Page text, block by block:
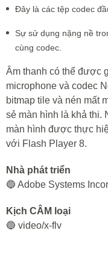
Đây là các tệp codec
Sự sử dụng nặng nề
cùng codec.
Âm thanh có thể được
microphone và codec
bitmap tile và nén mất
sẻ màn hình là khả thi.
màn hình được thực
với Flash Player 8.
Nhà phát triển
🔵 Adobe Systems
Kịch CÂM loại
🔵 video/x-flv